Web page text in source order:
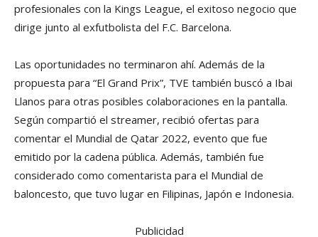
profesionales con la Kings League, el exitoso negocio que
dirige junto al exfutbolista del F.C. Barcelona.
Las oportunidades no terminaron ahí. Además de la
propuesta para “El Grand Prix”, TVE también buscó a Ibai
Llanos para otras posibles colaboraciones en la pantalla.
Según compartió el streamer, recibió ofertas para
comentar el Mundial de Qatar 2022, evento que fue
emitido por la cadena pública. Además, también fue
considerado como comentarista para el Mundial de
baloncesto, que tuvo lugar en Filipinas, Japón e Indonesia.
Publicidad